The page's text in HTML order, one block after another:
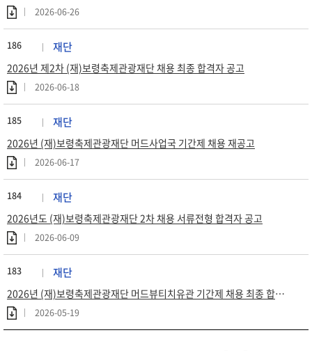
2026-06-26
186 재단
2026년 제2차 (재)보령축제관광재단 채용 최종 합격자 공고
2026-06-18
185 재단
2026년 (재)보령축제관광재단 머드사업국 기간제 채용 재공고
2026-06-17
184 재단
2026년도 (재)보령축제관광재단 2차 채용 서류전형 합격자 공고
2026-06-09
183 재단
2026년 (재)보령축제관광재단 머드뷰티치유관 기간제 채용 최종 합격자 공고
2026-05-19